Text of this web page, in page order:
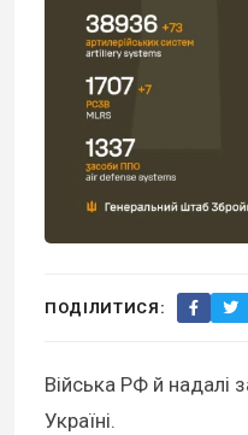
ПОДІЛИТИСЯ:
Війська РФ й надалі
Україні.